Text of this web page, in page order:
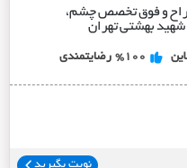
و فوق تخصص چشم،
شهید بهشتی تهران
%100 رضایتمندی